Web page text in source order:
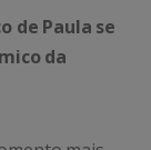
de Paula se
da